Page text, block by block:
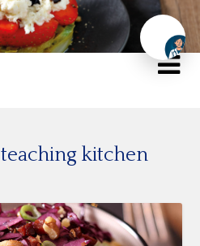
teaching kitchen
Chat